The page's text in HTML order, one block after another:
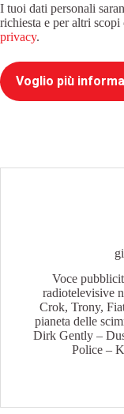
I tuoi dati personali
richiesta e per altri scopi
privacy.
Voglio più
Voce
radiotelevisive
Crok, Trony,
pianeta delle
Dirk Gently –
Police –